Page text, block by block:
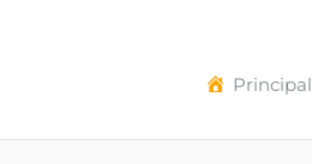
Principal